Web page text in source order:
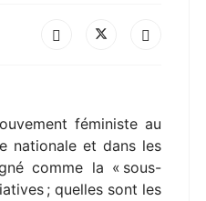
féministe au
nationale et dans les
comme la « sous-
; quelles sont les